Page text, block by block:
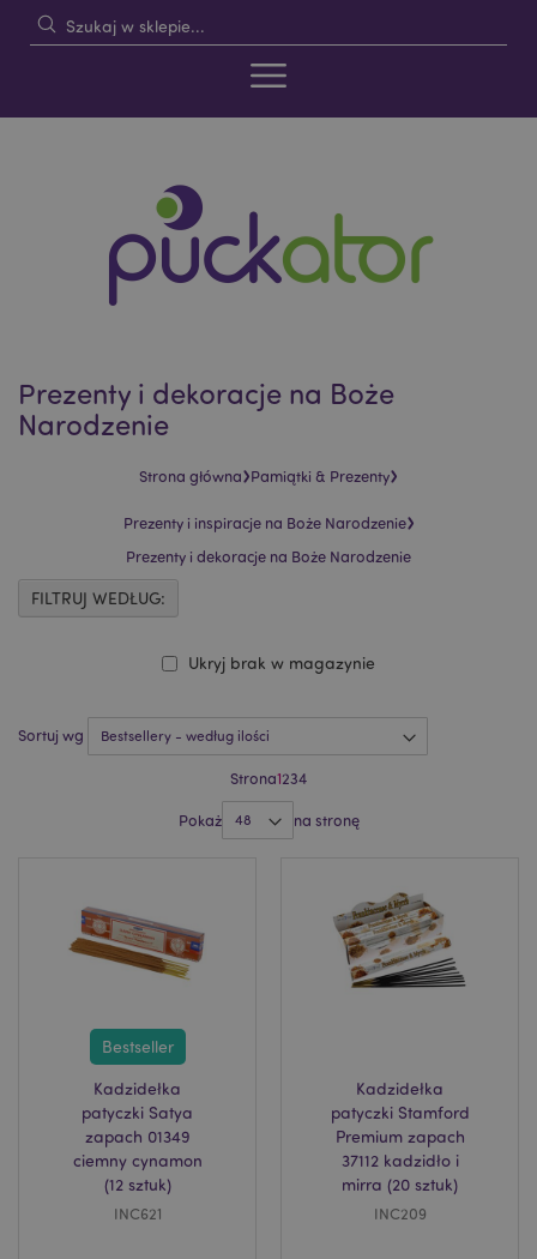
Prezenty i dekoracje na Boże
Narodzenie
Strona główna›Pamiątki & Prezenty›
Prezenty i inspiracje na Boże Narodzenie›
Prezenty i dekoracje na Boże Narodzenie
Sortuj wg
Strona1234
Pokaż na stronę
Bestseller
Kadzidełka
patyczki Satya
zapach 01349
ciemny cynamon
(12 sztuk)
INC621
Kadzidełka
patyczki Stamford
Premium zapach
37112 kadzidło i
mirra (20 sztuk)
INC209
Ukryj brak w magazynie
FILTRUJ WEDŁUG: